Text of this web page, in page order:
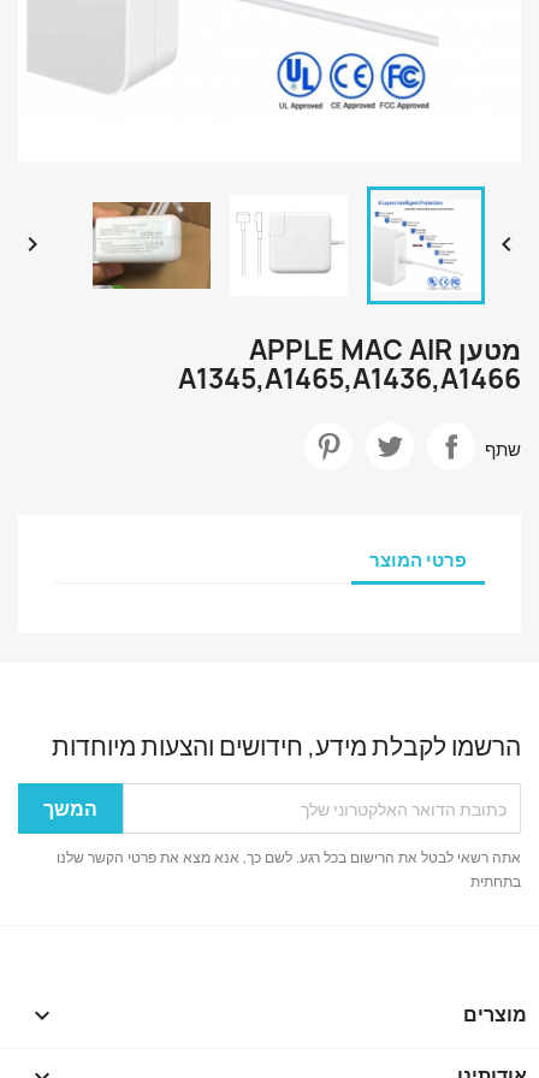


מטען APPLE MAC AIR
A1345,A1465,A1436,A1466
שתף
פרטי המוצר
הרשמו לקבלת מידע, חידושים והצעות מיוחדות
אתה רשאי לבטל את הרישום בכל רגע. לשם כך, אנא מצא את פרטי הקשר שלנו
בתחתית
מוצרים 